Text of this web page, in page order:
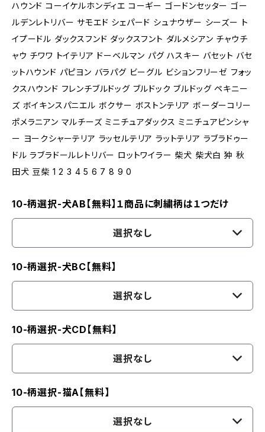
ハウンド コーイケルホンディエ コーギー ゴードンセッター ゴー
ルデンレトリバー サモエド シェパード シュナウザー シーズー ト
イプードル ダックスフンド ダックスフント ダルメシアン チャウチ
ャウ チワワ トイテリア ドーベルマン パグ ハスキー バセット バセ
ットハウンド パピヨン バラパグ ビーグル ビションフリーゼ フォッ
クスハウンド フレンチブルドッグ ブルドック ブルドッグ ペキニー
ズ ボイキンスパニエル ボクサー ボストンテリア ボーダーコリー
ポメラニアン マルチーズ ミニチュアダックス ミニチュアピンシャ
ー ヨークシャーテリア ラッセルテリア ラットテリア ラブラドゥー
ドル ラブラドールレトリバー ロットワイラー 柴犬 柴犬白 狆 秋
田犬 豆柴 1 2 3 4 5 6 7 8 9 0
10-柄選択-犬AB【無料】１商品に刺繍柄は１つだけ
選択なし
10-柄選択-犬BC【無料】
選択なし
10-柄選択-犬CD【無料】
選択なし
10-柄選択-猫A【無料】
選択なし